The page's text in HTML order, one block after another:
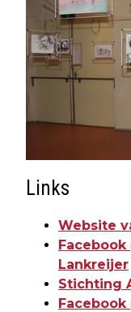
Links
Website
Lankreijer
Stichting